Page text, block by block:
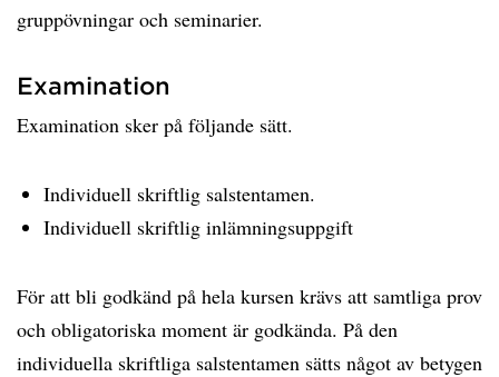
gruppövningar och seminarier.
Examination
Examination sker på följande sätt.
Individuell skriftlig salstentamen.
Individuell skriftlig inlämningsuppgift
För att bli godkänd på hela kursen krävs att samtliga prov
och obligatoriska moment är godkända. På den
individuella skriftliga salstentamen sätts något av betygen